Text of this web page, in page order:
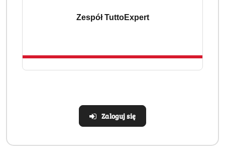
Produkty
Polecane
Produkty
Podobne produkty
Zespół TuttoExpert
Zaloguj się